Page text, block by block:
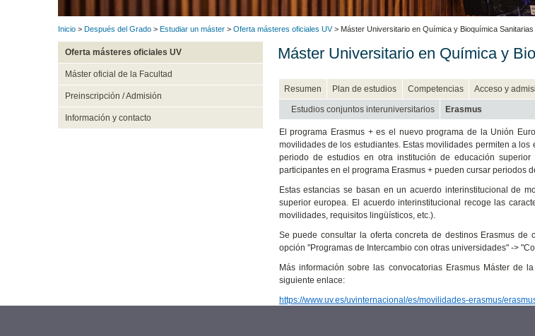
Inicio > Después del Grado > Estudiar un máster > Oferta másteres oficiales UV> Máster Universitario en Química y Bioquímica Sanitarias
Oferta másteres oficiales UV
Máster oficial de la Facultad
Preinscripción / Admisión
Información y contacto
Máster Universitario en Química y
Resumen Plan de estudios Competencias Acceso y
Estudios conjuntos interuniversitarios Erasmus
El programa Erasmus + es el nuevo programa de la Unión
movilidades de los estudiantes. Estas movilidades permiten a
periodo de estudios en otra institución de educación
participantes en el programa Erasmus + pueden cursar periodos
Estas estancias se basan en un acuerdo interinstitucional de
superior europea. El acuerdo interinstitucional recoge las
movilidades, requisitos lingüísticos, etc.).
Se puede consultar la oferta concreta de destinos Erasmus
opción "Programas de Intercambio con otras universidades" ->
Más información sobre las convocatorias Erasmus Máster de
siguiente enlace:
https://www.uv.es/uvinternacional/es/movilidades-erasmus/